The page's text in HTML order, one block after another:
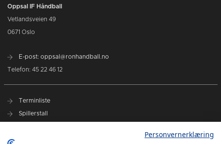
Oppsal IF Håndball
Vetlandsveien 49
0671 Oslo
E-post: oppsal@ronhandball.no
Telefon: 45 22 46 12
Terminliste
Spillerstall
Personvernerklæring